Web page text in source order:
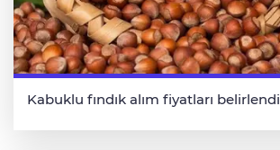
Kabuklu fındık alım fiyatları belirlendi